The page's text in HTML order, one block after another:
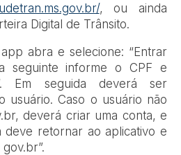
, ou ainda
Digital de Trânsito.
abra e selecione: “Entrar
seguinte informe o CPF e
Em seguida deverá ser
usuário. Caso o usuário não
deverá criar uma conta, e
deve retornar ao aplicativo e